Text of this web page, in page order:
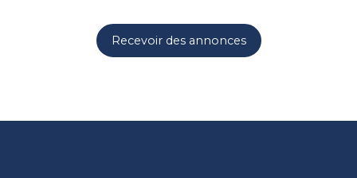
Recevoir des annonces